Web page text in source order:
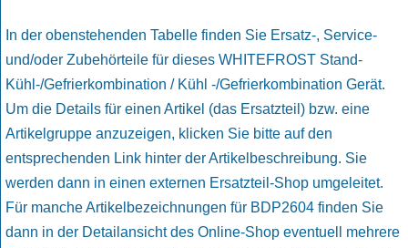
In der obenstehenden Tabelle finden Sie Ersatz-, Service-
und/oder Zubehörteile für dieses WHITEFROST Stand-
Kühl-/Gefrierkombination / Kühl -/Gefrierkombination Gerät.
Um die Details für einen Artikel (das Ersatzteil) bzw. eine
Artikelgruppe anzuzeigen, klicken Sie bitte auf den
entsprechenden Link hinter der Artikelbeschreibung. Sie
werden dann in einen externen Ersatzteil-Shop umgeleitet.
Für manche Artikelbezeichnungen für BDP2604 finden Sie
dann in der Detailansicht des Online-Shop eventuell mehrere